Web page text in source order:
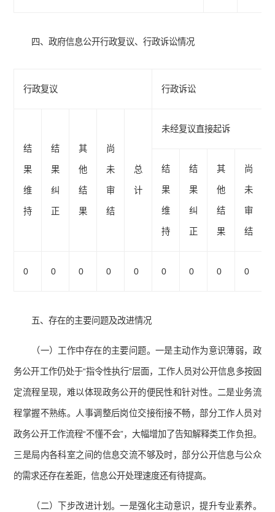
四、政府信息公开行政复议、行政诉讼情况
行政复议 行政诉讼
结
果
维
持
结
果
纠
正
其
他
结
果
尚
未
审
结
总
计
未经复议直接起诉
结
果
维
持
结
果
纠
正
其
他
结
果
尚
未
审
结
0 0 0 0 0 0 0 0 0
五、存在的主要问题及改进情况
（一）工作中存在的主要问题。一是主动作为意识薄弱，政
务公开工作仍处于“指令性执行”层面，工作人员对公开信息多按固
定流程呈现，难以体现政务公开的便民性和针对性。二是业务流
程掌握不熟练。人事调整后岗位交接衔接不畅，部分工作人员对
政务公开工作流程“不懂不会”，大幅增加了告知解释类工作负担。
三是局内各科室之间的信息交流不够及时，部分公开信息与公众
的需求还存在差距，信息公开处理速度还有待提高。
（二）下步改进计划。一是强化主动意识，提升专业素养。